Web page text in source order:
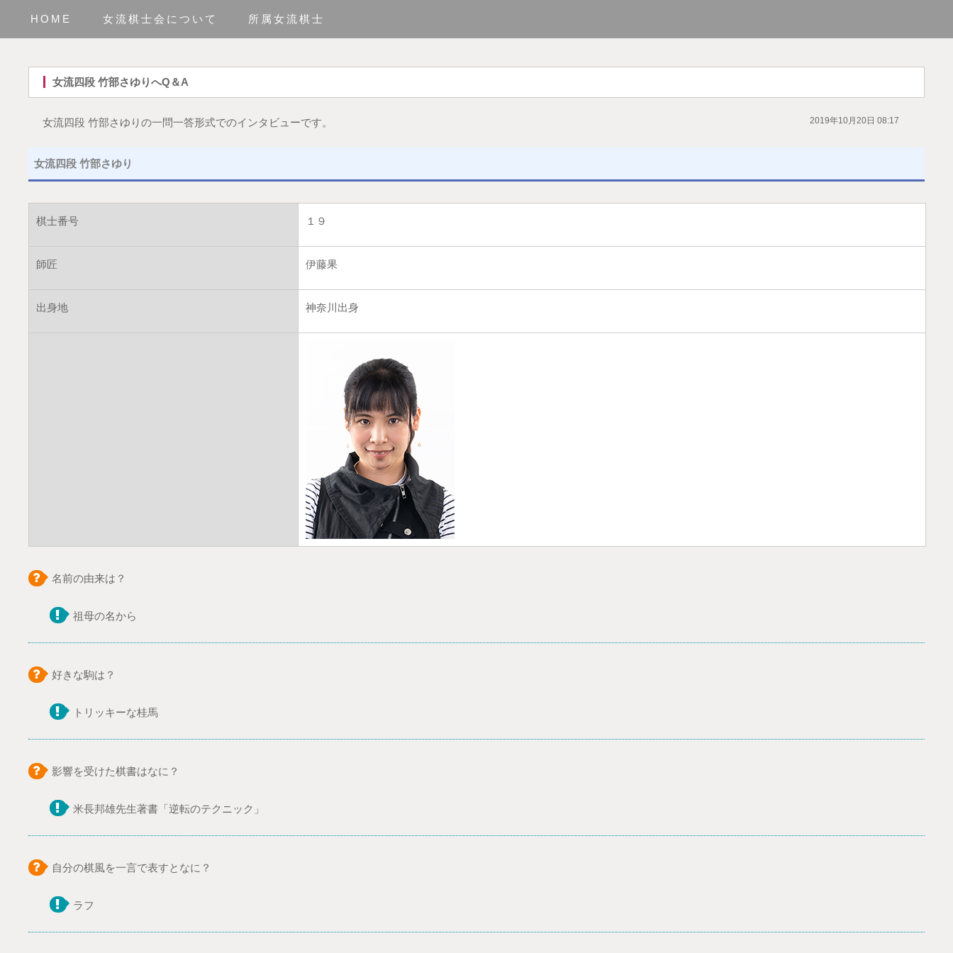
HOME 女流棋士会について 所属女流棋士
女流四段 竹部さゆりへQ＆A
2019年10月20日 08:17
女流四段 竹部さゆりの一問一答形式でのインタビューです。
女流四段 竹部さゆり
棋士番号 １９
師匠 伊藤果
出身地 神奈川出身
名前の由来は？
祖母の名から
好きな駒は？
トリッキーな桂馬
影響を受けた棋書はなに？
米長邦雄先生著書「逆転のテクニック」
自分の棋風を一言で表すとなに？
ラフ